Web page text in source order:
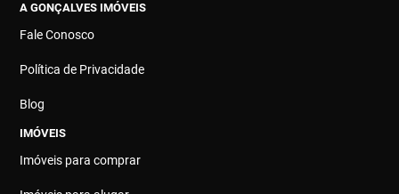
A GONÇALVES IMÓVEIS
Fale Conosco
Política de Privacidade
Blog
IMÓVEIS
Imóveis para comprar